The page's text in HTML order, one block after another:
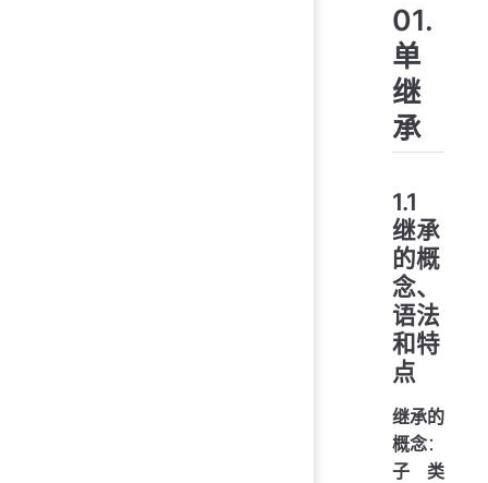
01.
单
继
承
1.1
继承
的概
念、
语法
和特
点
继承的
概念：
子类